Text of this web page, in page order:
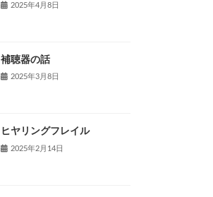
2025年4月8日
補聴器の話
2025年3月8日
ヒヤリングフレイル
2025年2月14日